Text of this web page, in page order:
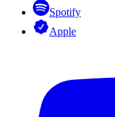
Spotify
Apple